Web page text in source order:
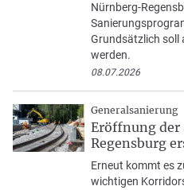
Nürnberg-
Grundsätzlich soll
werden.
08.07.2026
Generalsanierung
Eröffnung der
Regensburg
Erneut kommt es
wichtigen